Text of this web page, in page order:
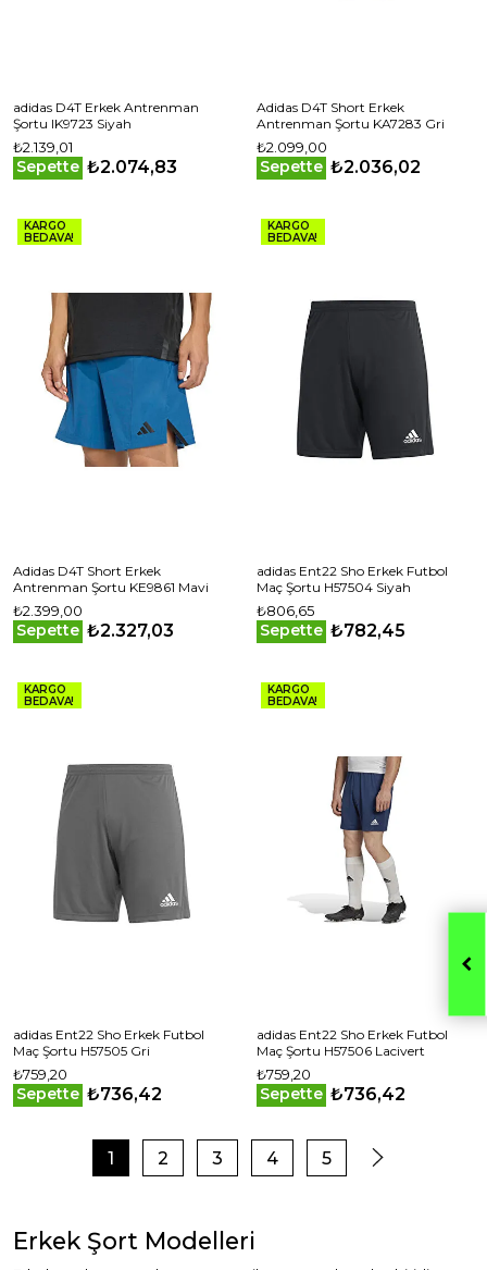
adidas D4T Erkek Antrenman
Şortu IK9723 Siyah
₺2.139,01
Sepette ₺2.074,83
Adidas D4T Short Erkek
Antrenman Şortu KA7283 Gri
₺2.099,00
Sepette ₺2.036,02
KARGO
BEDAVA!
Adidas D4T Short Erkek
Antrenman Şortu KE9861 Mavi
₺2.399,00
Sepette ₺2.327,03
KARGO
BEDAVA!
adidas Ent22 Sho Erkek Futbol
Maç Şortu H57504 Siyah
₺806,65
Sepette ₺782,45
KARGO
BEDAVA!
adidas Ent22 Sho Erkek Futbol
Maç Şortu H57505 Gri
₺759,20
Sepette ₺736,42
KARGO
BEDAVA!
adidas Ent22 Sho Erkek Futbol
Maç Şortu H57506 Lacivert
₺759,20
Sepette ₺736,42
1 2 3 4 5
Erkek Şort Modelleri